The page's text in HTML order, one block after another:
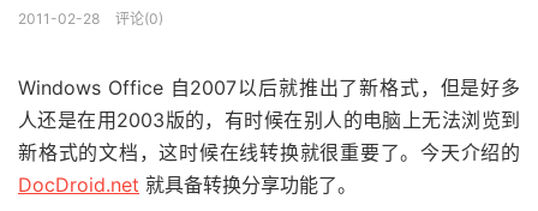
2011-02-28 评论(0)
Windows Office 自2007以后就推出了新格式，但是好多
人还是在用2003版的，有时候在别人的电脑上无法浏览到
新格式的文档，这时候在线转换就很重要了。今天介绍的
DocDroid.net 就具备转换分享功能了。